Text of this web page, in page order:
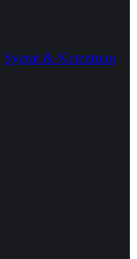
Syarat & Ketentuan